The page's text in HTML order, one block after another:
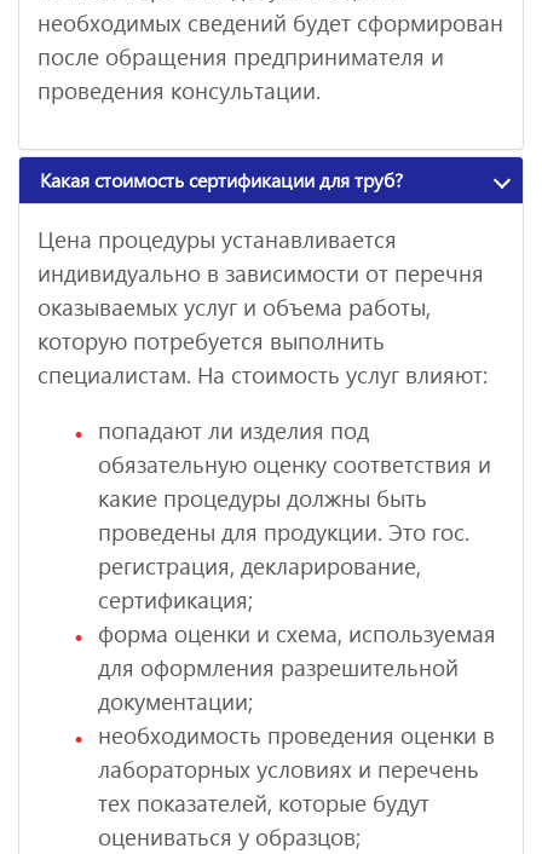
необходимых сведений будет сформирован
после обращения предпринимателя и
проведения консультации.
Какая стоимость сертификации для труб?
Цена процедуры устанавливается
индивидуально в зависимости от перечня
оказываемых услуг и объема работы,
которую потребуется выполнить
специалистам. На стоимость услуг влияют:
попадают ли изделия под
обязательную оценку соответствия и
какие процедуры должны быть
проведены для продукции. Это гос.
регистрация, декларирование,
сертификация;
форма оценки и схема, используемая
для оформления разрешительной
документации;
необходимость проведения оценки в
лабораторных условиях и перечень
тех показателей, которые будут
оцениваться у образцов;